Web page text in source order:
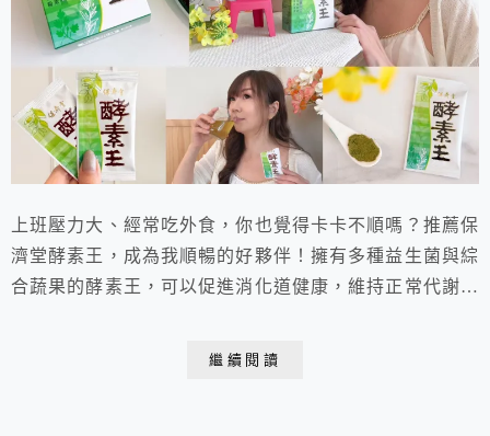
上班壓力大、經常吃外食，你也覺得卡卡不順嗎？推薦保
濟堂酵素王，成為我順暢的好夥伴！擁有多種益生菌與綜
合蔬果的酵素王，可以促進消化道健康，維持正常代謝。
繼續閱讀